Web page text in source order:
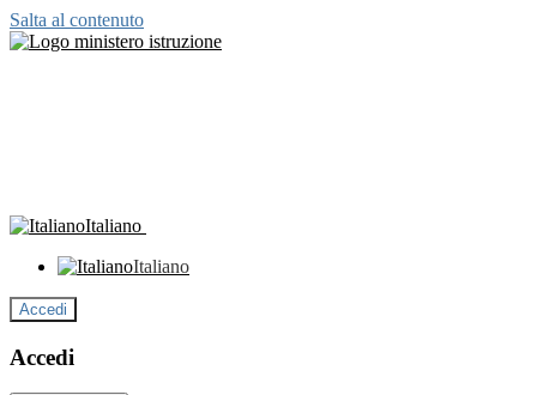
Salta al contenuto
Italiano
Italiano
Accedi
Accedi